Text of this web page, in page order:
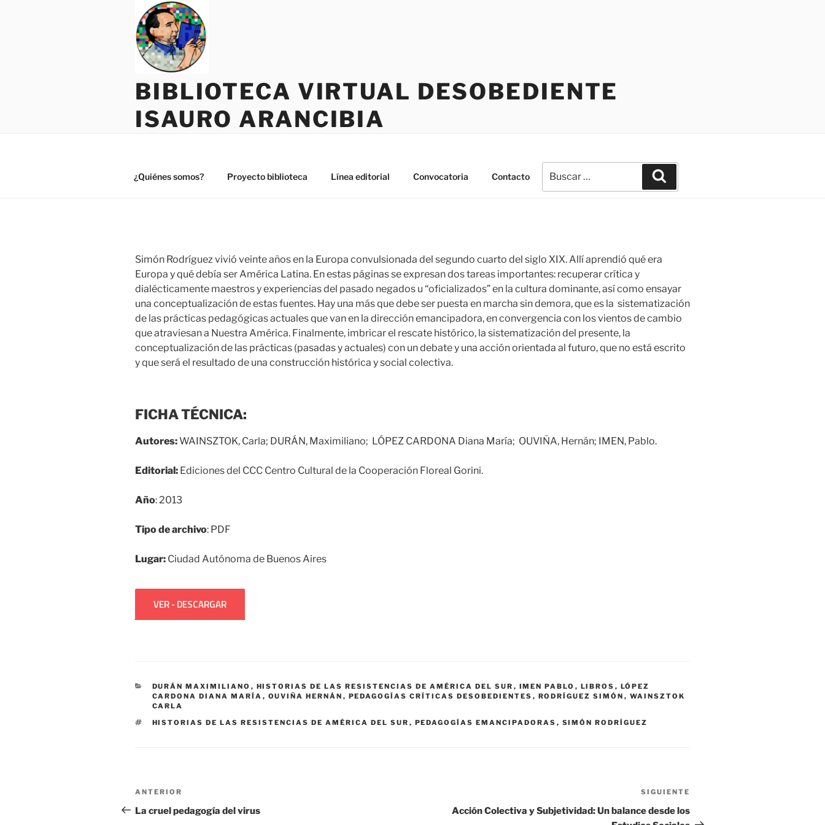
BIBLIOTECA VIRTUAL DESOBEDIENTE
ISAURO ARANCIBIA
¿Quiénes somos? Proyecto biblioteca Línea editorial Convocatoria Contacto
por:
Simón Rodríguez vivió veinte años en la Europa convulsionada del segundo cuarto del siglo XIX. Allí aprendió qué era
Europa y qué debía ser América Latina. En estas páginas se expresan dos tareas importantes: recuperar crítica y
dialécticamente maestros y experiencias del pasado negados u “oficializados” en la cultura dominante, así como ensayar
una conceptualización de estas fuentes. Hay una más que debe ser puesta en marcha sin demora, que es la sistematización
de las prácticas pedagógicas actuales que van en la dirección emancipadora, en convergencia con los vientos de cambio
que atraviesan a Nuestra América. Finalmente, imbricar el rescate histórico, la sistematización del presente, la
conceptualización de las prácticas (pasadas y actuales) con un debate y una acción orientada al futuro, que no está escrito
y que será el resultado de una construcción histórica y social colectiva.
FICHA TÉCNICA:
Autores:WAINSZTOK, Carla; DURÁN, Maximiliano; LÓPEZ CARDONA Diana María; OUVIÑA, Hernán; IMEN, Pablo.
Editorial: Ediciones del CCC Centro Cultural de la Cooperación Floreal Gorini.
Año: 2013
Tipo de archivo: PDF
Lugar: Ciudad Autónoma de Buenos Aires
VER - DESCARGAR
CATEGORÍAS
DURÁN MAXIMILIANO , HISTORIAS DE LAS RESISTENCIAS DE AMÉRICA DEL SUR , IMEN PABLO , LIBROS , LÓPEZ
CARDONA DIANA MARÍA , OUVIÑA HERNÁN , PEDAGOGÍAS CRÍTICAS DESOBEDIENTES , RODRÍGUEZ SIMÓN , WAINSZTOK
CARLA
ETIQUETAS
HISTORIAS DE LAS RESISTENCIAS DE AMÉRICA DEL SUR , PEDAGOGÍAS EMANCIPADORAS , SIMÓN RODRÍGUEZ
Navegación
de
Entrada
anterior:
ANTERIOR
La cruel pedagogía del virus
entrada
SIGUIENTE
Acción Colectiva y Subjetividad: Un balance desde los